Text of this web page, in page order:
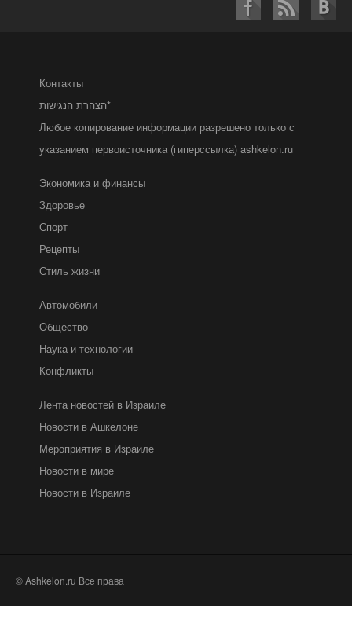
Контакты
הצהרת הנגישות*
Любое копирование информации разрешено только с
указанием первоисточника (гиперссылка) ashkelon.ru
Экономика и финансы
Здоровье
Спорт
Рецепты
Стиль жизни
Автомобили
Общество
Наука и технологии
Конфликты
Лента новостей в Израиле
Новости в Ашкелоне
Мероприятия в Израиле
Новости в мире
Новости в Израиле
© Ashkelon.ru Все права